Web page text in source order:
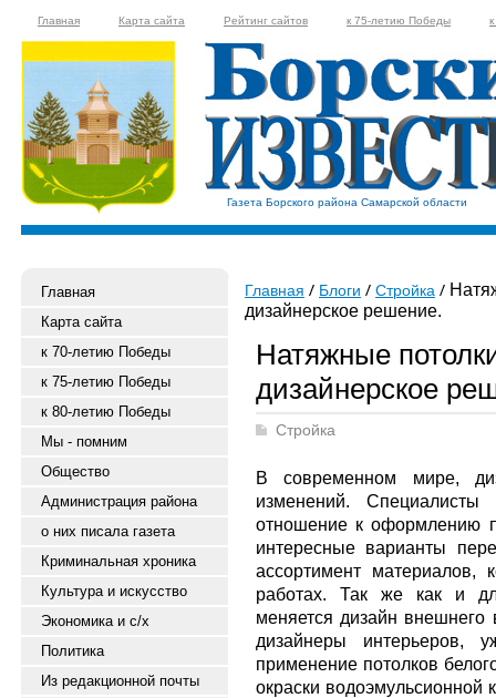
Главная Карта сайта Рейтинг сайтов к 75-летию Победы
Газета Борского района Самарской области
Главная
Карта сайта
к 70-летию Победы
к 75-летию Победы
к 80-летию Победы
Мы - помним
Общество
Администрация района
о них писала газета
Криминальная хроника
Культура и искусство
Экономика и с/х
Политика
Из редакционной почты
Главная Блоги Стройка
дизайнерское решение.
Натяжные
дизайнерское
Стройка
В современном мире,
изменений.
отношение к оформлению
интересные варианты
ассортимент материалов,
работах. Так же как и
меняется дизайн
дизайнеры интерьеров,
применение потолков
окраски водоэмульсионной